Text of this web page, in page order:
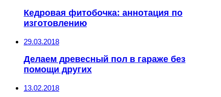
Кедровая фитобочка: аннотация по
изготовлению
29.03.2018
Делаем древесный пол в гараже без
помощи других
13.02.2018